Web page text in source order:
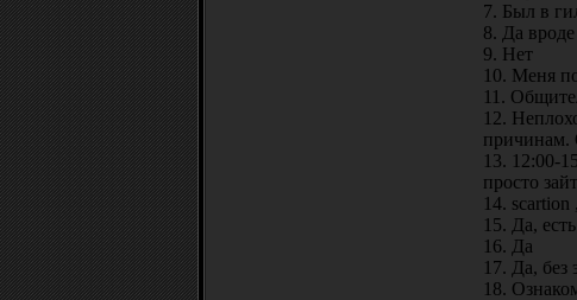
7. Был в
8. Да
9. Нет
10. Меня
11.
12.
причинам.
13. 12:00-
просто
14.
15. Да, есть
16. Да
17. Да, без
18.